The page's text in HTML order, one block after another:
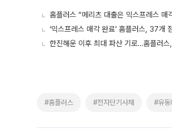
홈플러스 “메리츠 대출은 익스프레스 매
‘익스프레스 매각 완료’ 홈플러스, 37개
한진해운 이후 최대 파산 기로…홈플러
#홈플러스 #전자단기사채 #유동